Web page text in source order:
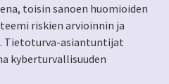
toisin sanoen huomioiden
riskien arvioinnin ja
Tietoturva-asiantuntijat
kyberturvallisuuden